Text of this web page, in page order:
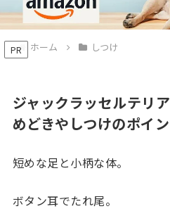
PR ホーム しつけ
ジャックラッセルテリ
めどきやしつけのポイ
短めな足と小柄な体。
ボタン耳でたれ尾。